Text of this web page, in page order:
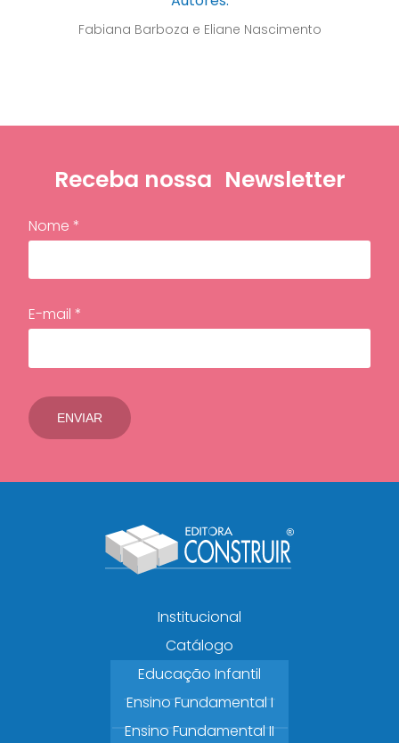
Fabiana Barboza e Eliane Nascimento
Receba nossa Newsletter
Nome *
E-mail *
Institucional
Catálogo
Educação Infantil
Ensino Fundamental I
Ensino Fundamental II